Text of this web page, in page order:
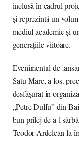
inclusă în cadrul
și reprezintă un
mediul academic și
generațiile viitoare.
Evenimentul de
Satu Mare, a fost
desfășurat în
„Petre Dulfu” din
bun prilej de a-l
Teodor Ardelean la